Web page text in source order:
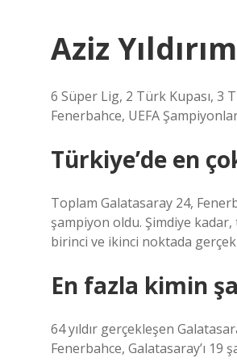
Aziz
6 Süper Lig, 2 Türk Kupası, 3
Fenerbahce, UEFA
Türkiye’de en
Toplam Galatasaray 24,
şampiyon oldu. Şimdiye kadar,
birinci ve ikinci noktada
En fazla kimin
64 yıldır gerçekleşen
Fenerbahce, Galatasaray’ı